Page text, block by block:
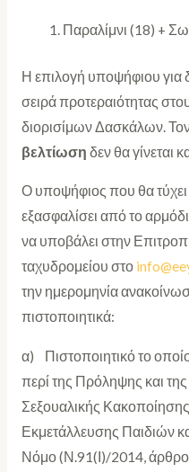
Παραλίμνι (18) +
Η επιλογή υποψήφιου για
σειρά προτεραιότητας
διορισίμων Δασκάλων.
βελτίωση δεν θα γίνεται
Ο υποψήφιος που θα
εξασφαλίσει από το
να υποβάλει στην
ταχυδρομείου στο
την ημερομηνία
πιστοποιητικά:
α) Πιστοποιητικό το
περί της Πρόληψης και
Σεξουαλικής
Εκμετάλλευσης Παιδιών
Νόμο (Ν.91(Ι)/2014, άρθρο